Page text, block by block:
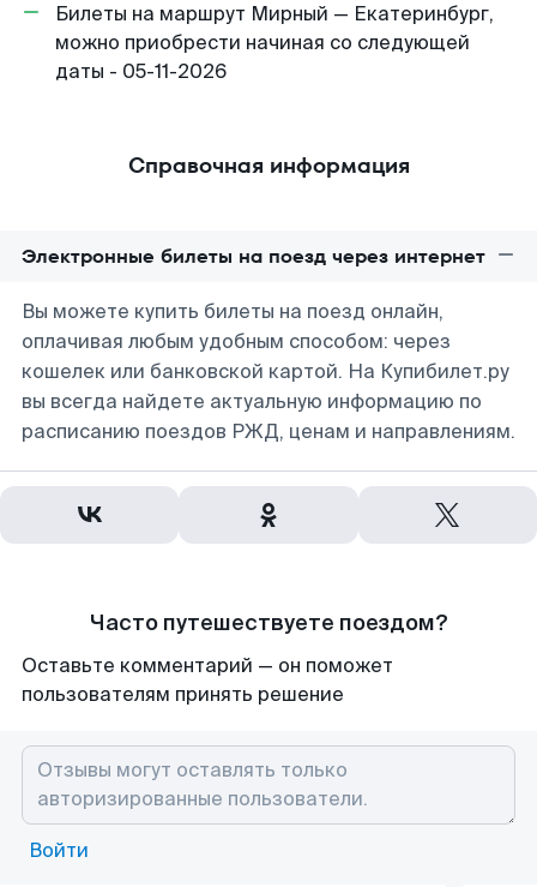
Билеты на маршрут Мирный — Екатеринбург,
можно приобрести начиная со следующей
даты - 05-11-2026
Справочная информация
Электронные билеты на поезд через интернет
Вы можете купить билеты на поезд онлайн,
оплачивая любым удобным способом: через
кошелек или банковской картой. На Купибилет.ру
вы всегда найдете актуальную информацию по
расписанию поездов РЖД, ценам и направлениям.
Часто путешествуете поездом?
Оставьте комментарий — он поможет
пользователям принять решение
Войти